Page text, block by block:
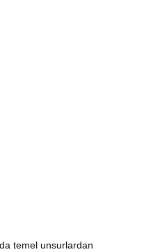
temel unsurlardan